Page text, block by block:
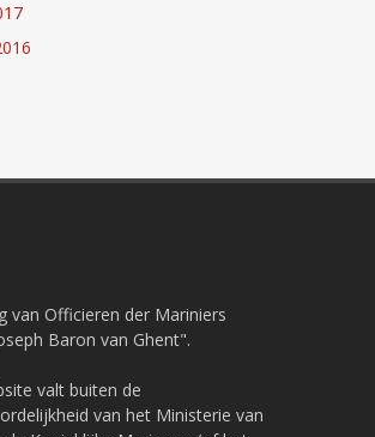
van Officieren der Mariniers
Baron van Ghent".
valt buiten de
van het Ministerie van